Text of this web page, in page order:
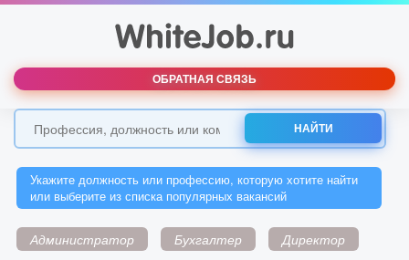
ОБРАТНАЯ СВЯЗЬ
НАЙТИ
Укажите должность или профессию, которую хотите найти
или выберите из списка популярных вакансий
Администратор Бухгалтер
Директор